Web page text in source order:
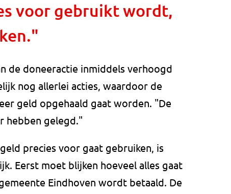
voor gebruikt wordt,
de doneeractie inmiddels verhoogd
nog allerlei acties, waardoor de
geld opgehaald gaat worden. "De
hebben gelegd."
precies voor gaat gebruiken, is
Eerst moet blijken hoeveel alles gaat
Eindhoven wordt betaald. De